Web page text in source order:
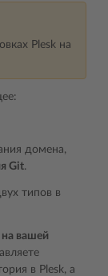
Plesk на
домена,
Git.
типов в
на вашей
в Plesk, а